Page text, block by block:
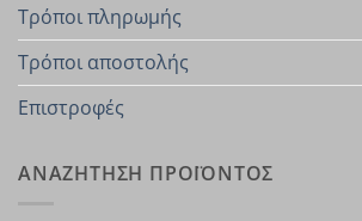
Τρόποι πληρωμής
Τρόποι αποστολής
Επιστροφές
ΑΝΑΖΗΤΗΣΗ ΠΡΟΪΟΝΤΟΣ